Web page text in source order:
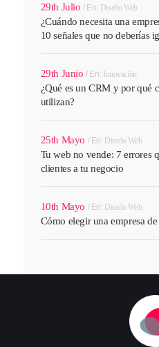
29th JulioEn: Diseño Web
¿Cuándo necesita una
10 señales que no deberías
29th JunioEn: Innovación
¿Qué es un CRM y por qué
utilizan?
25th Mayo En: Diseño Web
Tu web no vende: 7 errores
clientes a tu negocio
10th Mayo En: Diseño Web
Cómo elegir una empresa